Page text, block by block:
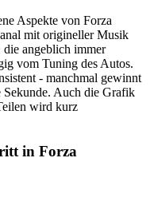
Aspekte von Forza
mit origineller Musik
angeblich immer
vom Tuning des Autos.
- manchmal gewinnt
Sekunde. Auch die Grafik
wird kurz
in Forza